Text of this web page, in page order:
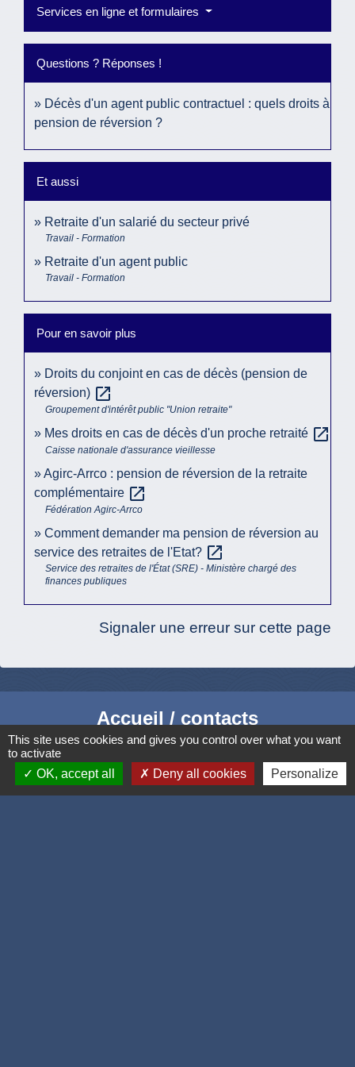
Services en ligne et formulaires
Questions ? Réponses !
Décès d'un agent public contractuel : quels droits à
pension de réversion ?
Et aussi
Retraite d'un salarié du secteur privé
Travail - Formation
Retraite d'un agent public
Travail - Formation
Pour en savoir plus
Droits du conjoint en cas de décès (pension de
réversion) open_in_new
Groupement d'intérêt public "Union retraite"
Mes droits en cas de décès d'un proche retraité open_in_new
Caisse nationale d'assurance vieillesse
Agirc-Arrco : pension de réversion de la retraite
complémentaire open_in_new
Fédération Agirc-Arrco
Comment demander ma pension de réversion au
service des retraites de l'Etat? open_in_new
Service des retraites de l'État (SRE) - Ministère chargé des
finances publiques
Signaler une erreur sur cette page
Accueil / contacts
Commune de Corcelles-les-Monts
15, rue Eiffel
21160 Corcelles-les-Monts - FRANCE
This site uses cookies and gives you control over what you want
to activate
OK, accept all
Deny all cookies Personalize